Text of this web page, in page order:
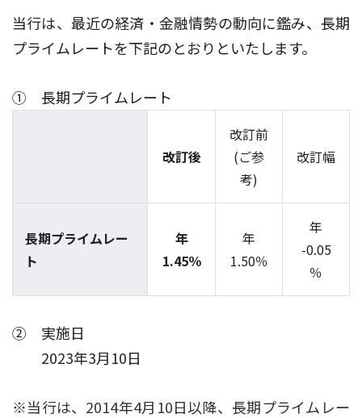
当行は、最近の経済・金融情勢の動向に鑑み、長期
プライムレートを下記のとおりといたします。
① 長期プライムレート
改訂後
改訂前
(ご参
考)
改訂幅
長期プライムレー
ト
年
1.45％
年
1.50％
年
-0.05
％
② 実施日
2023年3月10日
※当行は、2014年4月10日以降、長期プライムレー